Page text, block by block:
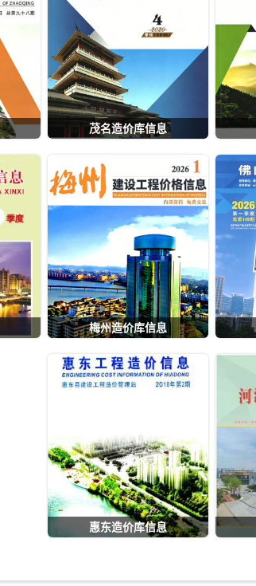
茂名造价库信息
梅州造价库信息
惠东造价库信息